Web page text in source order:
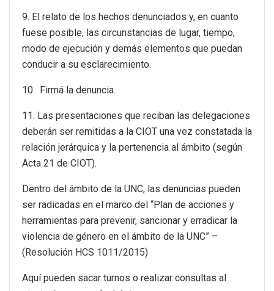
9. El relato de los hechos denunciados y, en cuanto
fuese posible, las circunstancias de lugar, tiempo,
modo de ejecución y demás elementos que puedan
conducir a su esclarecimiento.
10. Firmá la denuncia.
11. Las presentaciones que reciban las delegaciones
deberán ser remitidas a la CIOT una vez constatada la
relación jerárquica y la pertenencia al ámbito (según
Acta 21 de CIOT).
Dentro del ámbito de la UNC, las denuncias pueden
ser radicadas en el marco del “Plan de acciones y
herramientas para prevenir, sancionar y erradicar la
violencia de género en el ámbito de la UNC” –
(Resolución HCS 1011/2015)
Aquí pueden sacar turnos o realizar consultas al